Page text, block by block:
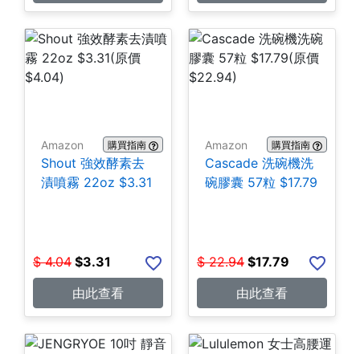
Amazon 購買指南
Shout 強效酵素去
漬噴霧 22oz $3.31
$ 4.04 $3.31
由此查看
Amazon 購買指南
Cascade 洗碗機洗
碗膠囊 57粒 $17.79
$ 22.94 $17.79
由此查看